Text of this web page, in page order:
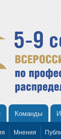
Команды
Мнения